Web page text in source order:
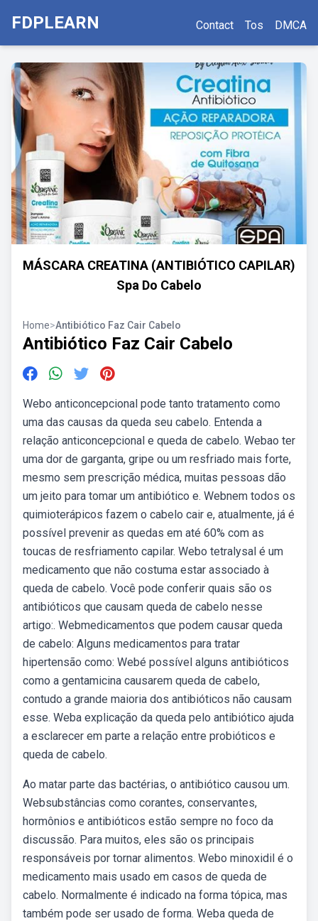
FDPLEARN Contact Tos DMCA
MÁSCARA CREATINA (ANTIBIÓTICO CAPILAR)
Spa Do Cabelo
Home>Antibiótico Faz Cair Cabelo
Antibiótico Faz Cair Cabelo
Webo anticoncepcional pode tanto tratamento como
uma das causas da queda seu cabelo. Entenda a
relação anticoncepcional e queda de cabelo. Webao ter
uma dor de garganta, gripe ou um resfriado mais forte,
mesmo sem prescrição médica, muitas pessoas dão
um jeito para tomar um antibiótico e. Webnem todos os
quimioterápicos fazem o cabelo cair e, atualmente, já é
possível prevenir as quedas em até 60% com as
toucas de resfriamento capilar. Webo tetralysal é um
medicamento que não costuma estar associado à
queda de cabelo. Você pode conferir quais são os
antibióticos que causam queda de cabelo nesse
artigo:. Webmedicamentos que podem causar queda
de cabelo: Alguns medicamentos para tratar
hipertensão como: Webé possível alguns antibióticos
como a gentamicina causarem queda de cabelo,
contudo a grande maioria dos antibióticos não causam
esse. Weba explicação da queda pelo antibiótico ajuda
a esclarecer em parte a relação entre probióticos e
queda de cabelo.
Ao matar parte das bactérias, o antibiótico causou um.
Websubstâncias como corantes, conservantes,
hormônios e antibióticos estão sempre no foco da
discussão. Para muitos, eles são os principais
responsáveis por tornar alimentos. Webo minoxidil é o
medicamento mais usado em casos de queda de
cabelo. Normalmente é indicado na forma tópica, mas
também pode ser usado de forma. Weba queda de